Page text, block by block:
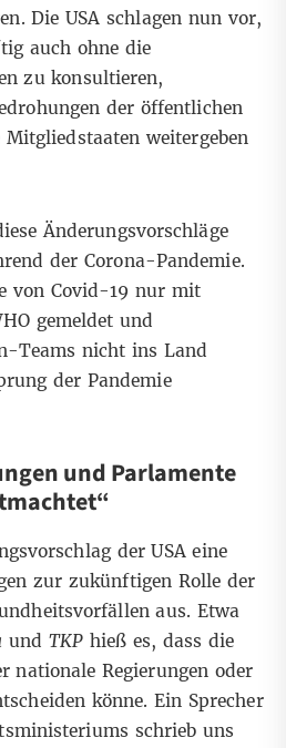
Die USA schlagen nun vor,
auch ohne die
zu konsultieren,
der öffentlichen
weitergeben
Änderungsvorschläge
der Corona-Pandemie.
von Covid-19 nur mit
gemeldet und
Teams nicht ins Land
der Pandemie
und Parlamente
der USA eine
zur zukünftigen Rolle der
aus. Etwa
und TKP hieß es, dass die
nationale Regierungen oder
könne. Ein Sprecher
schrieb uns